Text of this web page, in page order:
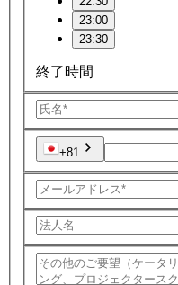
23:00
23:30
終了時間
+81